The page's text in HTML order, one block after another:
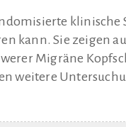
Sie zeigen
Migräne
weitere